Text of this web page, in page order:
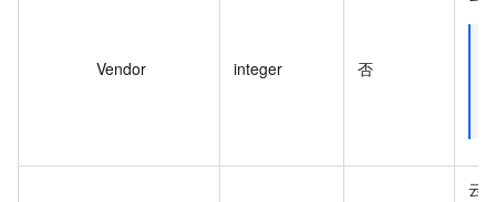
Vendor integer 否
云